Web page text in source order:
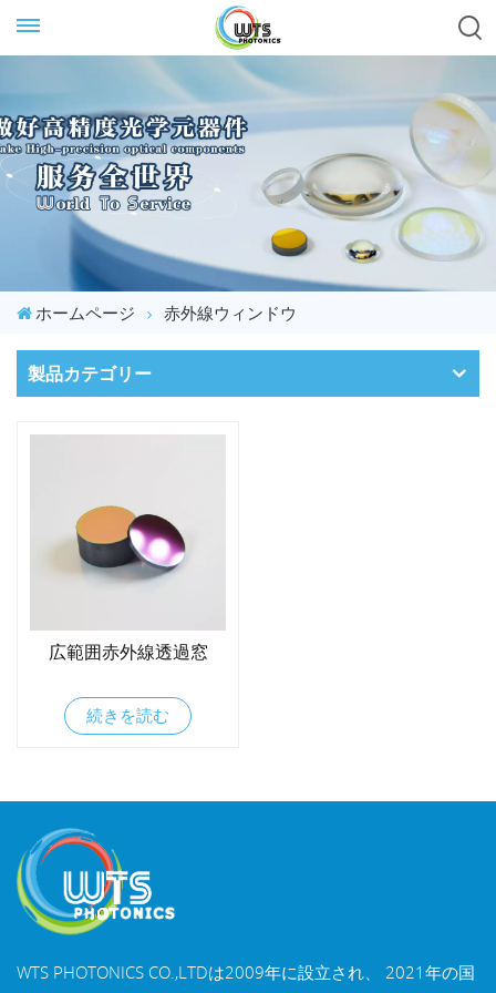
ホームページ 赤外線ウィンドウ
製品カテゴリー
広範囲赤外線透過窓
続きを読む
WTS PHOTONICS CO.,LTDは2009年に設立され、 2021年の国